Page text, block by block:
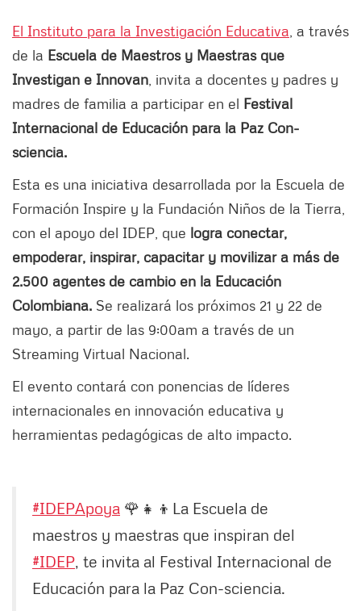
El Instituto para la Investigación Educativa , a través
de la Escuela de Maestros y Maestras que
Investigan e Innovan , invita a docentes y padres y
madres de familia a participar en el Festival
Internacional de Educación para la Paz Con-
sciencia.
Esta es una iniciativa desarrollada por la Escuela de
Formación Inspire y la Fundación Niños de la Tierra,
con el apoyo del IDEP, que logra conectar,
empoderar, inspirar, capacitar y movilizar a más de
2.500 agentes de cambio en la Educación
Colombiana. Se realizará los próximos 21 y 22 de
mayo, a partir de las 9:00am a través de un
Streaming Virtual Nacional.
El evento contará con ponencias de líderes
internacionales en innovación educativa y
herramientas pedagógicas de alto impacto.
#IDEPApoya 🌹👧👦La Escuela de
maestros y maestras que inspiran del
#IDEP , te invita al Festival Internacional de
Educación para la Paz Con-sciencia.